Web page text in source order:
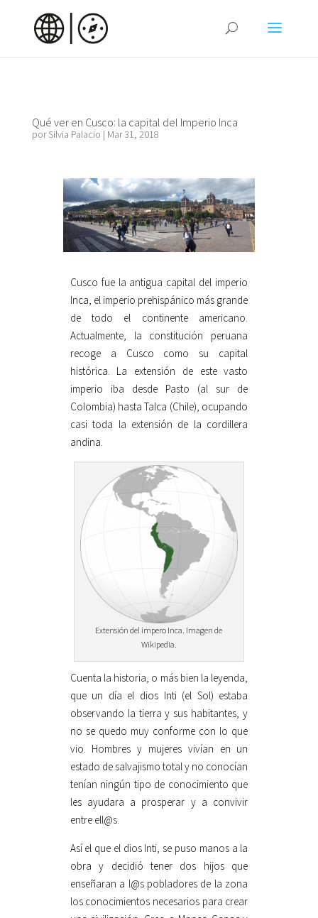
Qué ver en Cusco: la capital del Imperio Inca
porSilvia Palacio | Mar 31, 2018
Cusco fue la antigua capital del imperio
Inca, el imperio prehispánico más grande
de todo el continente americano.
Actualmente, la constitución peruana
recoge a Cusco como su capital
histórica. La extensión de este vasto
imperio iba desde Pasto (al sur de
Colombia) hasta Talca (Chile), ocupando
casi toda la extensión de la cordillera
andina.
Extensión del impero Inca. Imagen de
Wikipedia.
Cuenta la historia, o más bien la leyenda,
que un día el dios Inti (el Sol) estaba
observando la tierra y sus habitantes, y
no se quedo muy conforme con lo que
vio. Hombres y mujeres vivían en un
estado de salvajismo total y no conocían
tenían ningún tipo de conocimiento que
les ayudara a prosperar y a convivir
entre ell@s.
Así el que el dios Inti, se puso manos a la
obra y decidió tener dos hijos que
enseñaran a l@s pobladores de la zona
los conocimientos necesarios para crear